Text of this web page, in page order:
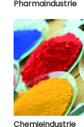
Pharmaindustrie
Chemieindustrie